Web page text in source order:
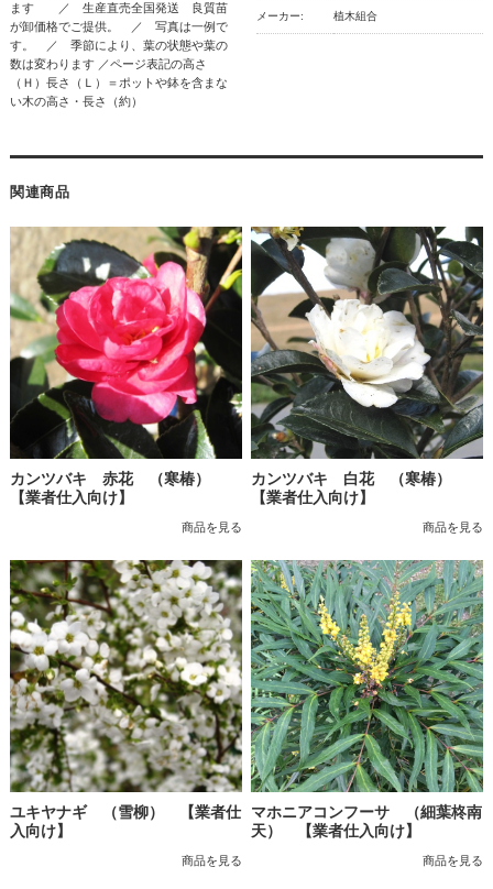
ます ／ 生産直売全国発送 良質苗
が卸価格でご提供。 ／ 写真は一例で
す。 ／ 季節により、葉の状態や葉の
数は変わります ／ページ表記の高さ
（Ｈ）長さ（Ｌ）＝ポットや鉢を含まな
い木の高さ・長さ（約）
メーカー: 植木組合
関連商品
カンツバキ 赤花 （寒椿）
【業者仕入向け】
商品を見る
カンツバキ 白花 （寒椿）
【業者仕入向け】
商品を見る
ユキヤナギ （雪柳） 【業者仕
入向け】
商品を見る
マホニアコンフーサ （細葉柊南
天） 【業者仕入向け】
商品を見る